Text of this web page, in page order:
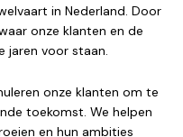
in Nederland. Door
onze klanten en de
jaren voor staan.
onze klanten om te
toekomst. We helpen
en hun ambities